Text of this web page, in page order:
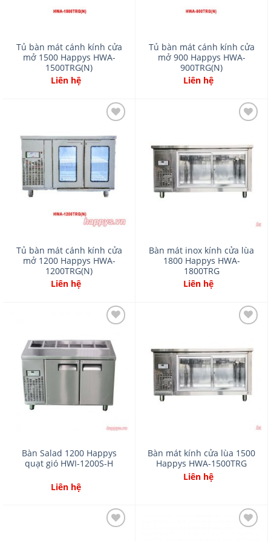
Tủ bàn mát cánh kính cửa
mở 1500 Happys HWA-
1500TRG(N)
Liên hệ
Tủ bàn mát cánh kính cửa
mở 900 Happys HWA-
900TRG(N)
Liên hệ
Add
to
wishlist
Tủ bàn mát cánh kính cửa
mở 1200 Happys HWA-
1200TRG(N)
Liên hệ
to
wishlist
Bàn mát inox kính cửa lùa
1800 Happys HWA-
1800TRG
Liên hệ
Add
to
wishlist
Bàn Salad 1200 Happys
quạt gió HWI-1200S-H
Liên hệ
to
wishlist
Bàn mát kính cửa lùa 1500
Happys HWA-1500TRG
Liên hệ